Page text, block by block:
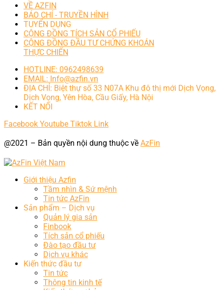
VỀ AZFIN
BÁO CHÍ - TRUYỀN HÌNH
TUYỂN DỤNG
CỘNG ĐỒNG TÍCH SẢN CỔ PHIẾU
CỘNG ĐỒNG ĐẦU TƯ CHỨNG KHOÁN
THỰC CHIẾN
HOTLINE: 0962498639
EMAIL: Info@azfin.vn
ĐỊA CHỈ: Biệt thự số 33 N07A Khu đô thị mới Dịch Vọng,
Dịch Vọng, Yên Hòa, Cầu Giấy, Hà Nội
KẾT NỐI
Facebook Youtube Tiktok Link
@2021 – Bản quyền nội dung thuộc về AzFin
Giới thiệu Azfin
Tầm nhìn & Sứ mệnh
Tin tức AzFin
Sản phẩm – Dịch vụ
Quản lý gia sản
Finbook
Tích sản cổ phiếu
Đào tạo đầu tư
Dịch vụ khác
Kiến thức đầu tư
Tin tức
Thông tin kinh tế